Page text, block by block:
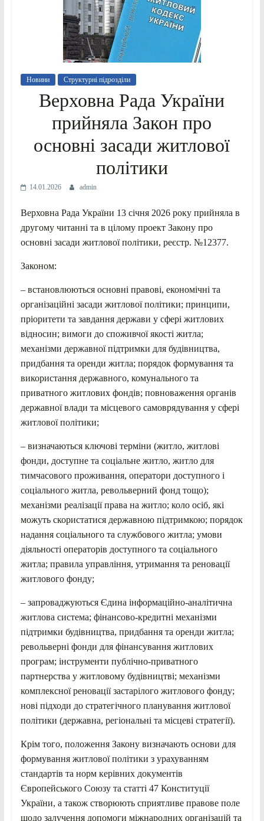
Новини Структурні підрозділи
Верховна Рада України
прийняла Закон про
основні засади житлової
політики
14.01.2026 admin
Верховна Рада України 13 січня 2026 року прийняла в
другому читанні та в цілому проект Закону про
основні засади житлової політики, реєстр. №12377.
Законом:
– встановлюються основні правові, економічні та
організаційні засади житлової політики; принципи,
пріоритети та завдання держави у сфері житлових
відносин; вимоги до споживчої якості житла;
механізми державної підтримки для будівництва,
придбання та оренди житла; порядок формування та
використання державного, комунального та
приватного житлових фондів; повноваження органів
державної влади та місцевого самоврядування у сфері
житлової політики;
– визначаються ключові терміни (житло, житлові
фонди, доступне та соціальне житло, житло для
тимчасового проживання, оператори доступного і
соціального житла, револьверний фонд тощо);
механізми реалізації права на житло; коло осіб, які
можуть скористатися державною підтримкою; порядок
надання соціального та службового житла; умови
діяльності операторів доступного та соціального
житла; правила управління, утримання та реновації
житлового фонду;
– запроваджуються Єдина інформаційно-аналітична
житлова система; фінансово-кредитні механізми
підтримки будівництва, придбання та оренди житла;
револьверні фонди для фінансування житлових
програм; інструменти публічно-приватного
партнерства у житловому будівництві; механізми
комплексної реновації застарілого житлового фонду;
нові підходи до стратегічного планування житлової
політики (державна, регіональні та місцеві стратегії).
Крім того, положення Закону визначають основи для
формування житлової політики з урахуванням
стандартів та норм керівних документів
Європейського Союзу та статті 47 Конституції
України, а також створюють сприятливе правове поле
щодо залучення допомоги міжнародних організацій та